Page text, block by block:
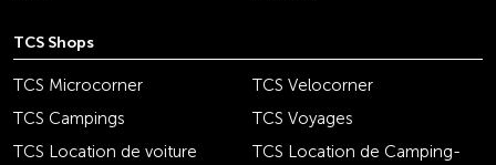
TCS Shops
TCS Microcorner
TCS Velocorner
TCS Campings
TCS Voyages
TCS Location de voiture
TCS Location de Camping-